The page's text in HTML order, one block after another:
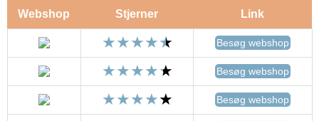
Webshop Stjerner Link
Besøg webshop
Besøg webshop
Besøg webshop